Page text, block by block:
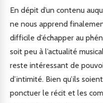
En dépit d’un contenu
ne nous apprend
difficile d’échapper au
soit peu à l’actualité
reste intéressant de
d’intimité. Bien qu’ils
ponctuer le récit et les